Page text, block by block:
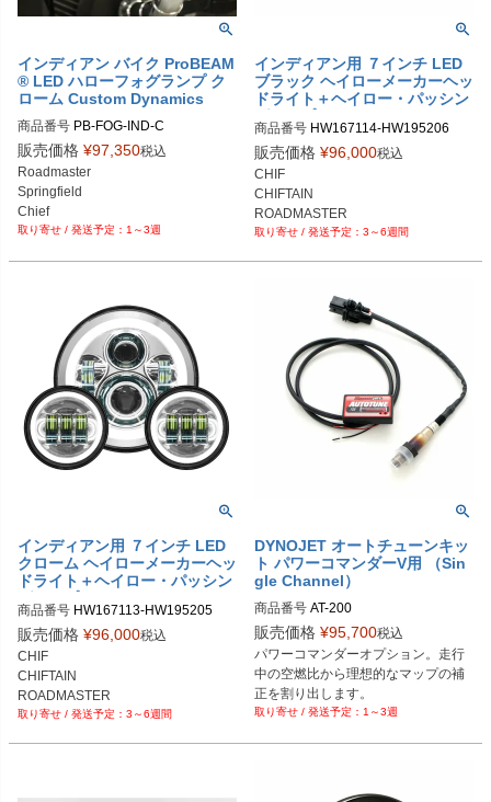
インディアン バイク ProBEAM
® LED ハローフォグランプ ク
ローム Custom Dynamics
商品番号 PB-FOG-IND-C
D品番：2001-2206
販売価格 ¥97,350税込
Roadmaster
Springfield
Chief
Vintage
1～3週
インディアン用 ７インチ LED
ブラック ヘイローメーカーヘッ
ドライト＋ヘイロー・パッシン
商品番号 HW167114-HW195206
販売価格 ¥96,000税込
CHIF
CHIFTAIN
ROADMASTER
SPRINGFIELD
3～6週間
インディアン用 ７インチ LED
クローム ヘイローメーカーヘッ
ドライト＋ヘイロー・パッシン
商品番号 HW167113-HW195205
販売価格 ¥96,000税込
CHIF
CHIFTAIN
ROADMASTER
SPRINGFIELD
3～6週間
DYNOJET オートチューンキッ
ト パワーコマンダーV用 （Sin
gle Channel）
商品番号 AT-200
DragSpecialities型番：1020-0923
販売価格 ¥95,700税込
パワーコマンダーオプション。走行
中の空燃比から理想的なマップの補
正を割り出します。
1～3週